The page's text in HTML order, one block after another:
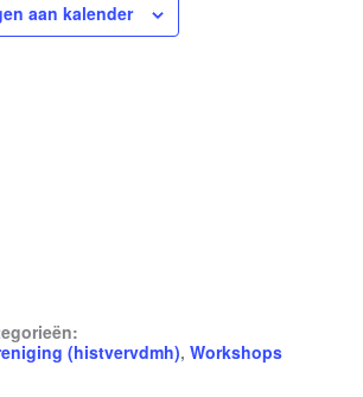
aan kalender
(histvervdmh), Workshops